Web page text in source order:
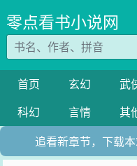
零点看书小说网
首页 玄幻 武
科幻
言情 其
追看新章节，下载